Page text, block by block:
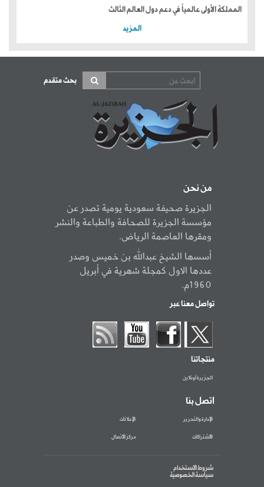
المملكة الأولى عالمياً في دعم دول العالم الثالث
المزيد
بحث متقدم
من نحن
الجزيرة صحيفة سعودية يومية تصدر عن
مؤسسة الجزيرة للصحافة والطباعة والنشر
ومقرها العاصمة الرياض.
أسسها الشيخ عبدالله بن خميس وصدر
عددها الاول كمجلة شهرية في أبريل
1960م.
تواصل معنا عبر
منتجاتنا
الجزيرة أونلاين
اتصل بنا
الإدارة والتحرير الإعلانات
الاشتراكات مركز الاتصال
شروط الاستخدام
سياسة الخصوصية